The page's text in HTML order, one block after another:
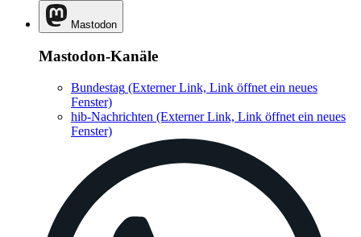
Mastodon
Mastodon-Kanäle
Bundestag (Externer Link, Link öffnet ein neues
Fenster)
hib-Nachrichten (Externer Link, Link öffnet ein neues
Fenster)